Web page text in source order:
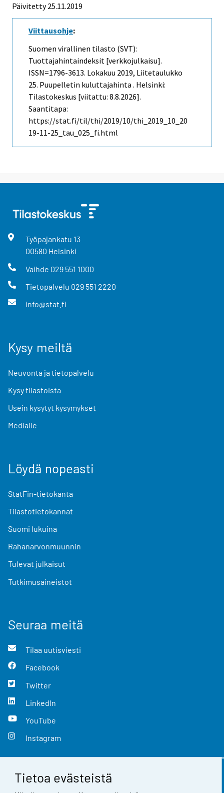
Tietoa evästeistä
Päivitetty 25.11.2019
Viittausohje:
Suomen virallinen tilasto (SVT):
Tuottajahintaindeksit [verkkojulkaisu].
ISSN=1796-3613. Lokakuu 2019, Liitetaulukko
25. Puupelletin kuluttajahinta . Helsinki:
Tilastokeskus [viitattu: 8.8.2026].
Saantitapa:
https://stat.fi/til/thi/2019/10/thi_2019_10_20
19-11-25_tau_025_fi.html
Työpajankatu 13
00580 Helsinki
Vaihde 029 551 1000
Tietopalvelu 029 551 2220
info@stat.fi
Kysy meiltä
Neuvonta ja tietopalvelu
Kysy tilastoista
Usein kysytyt kysymykset
Medialle
Löydä nopeasti
StatFin-tietokanta
Tilastotietokannat
Suomi lukuina
Rahanarvonmuunnin
Tulevat julkaisut
Tutkimusaineistot
Seuraa meitä
Tilaa uutisviesti
Facebook
Twitter
LinkedIn
YouTube
Instagram
Yhteystiedot